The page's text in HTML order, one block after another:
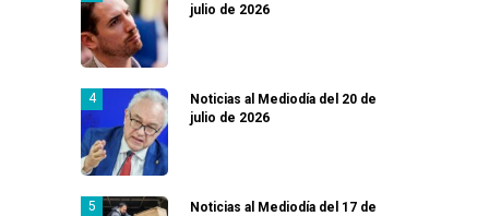
julio de 2026
Noticias al Mediodía del 20 de
julio de 2026
Noticias al Mediodía del 17 de